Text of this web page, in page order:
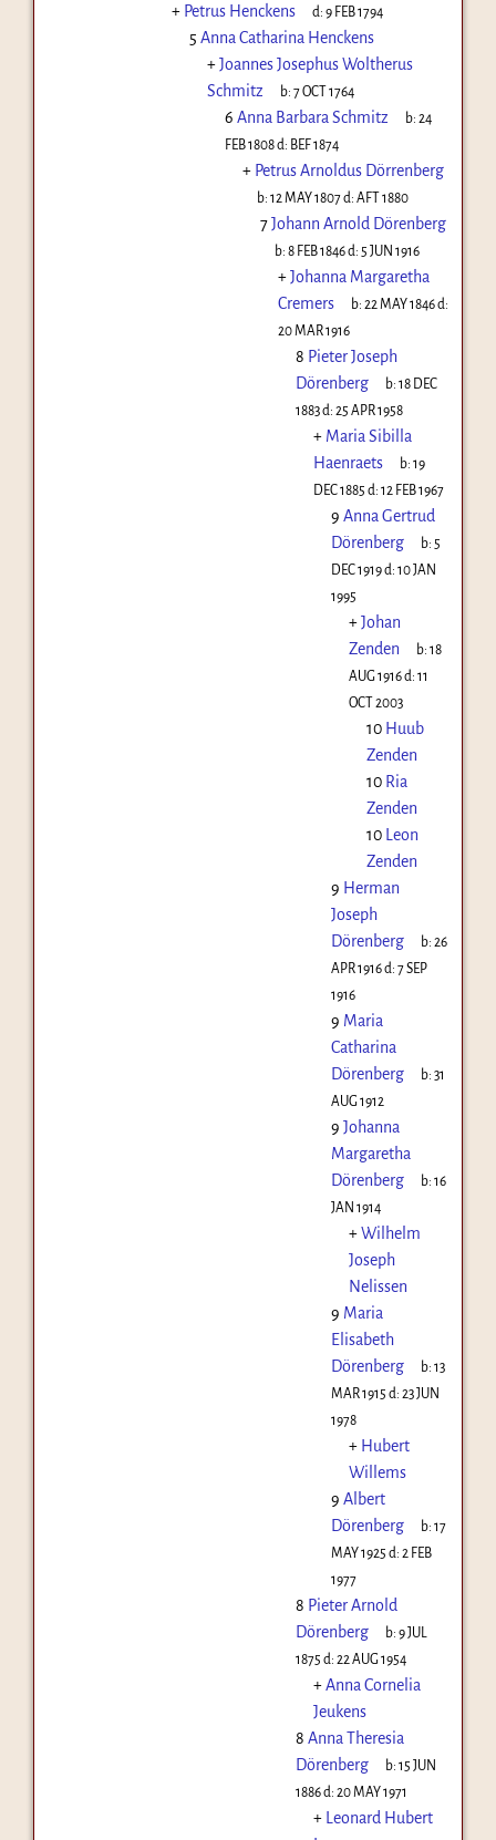
+ Petrus Henckens d:9 FEB 1794
5 Anna Catharina Henckens
+Joannes Josephus Woltherus
Schmitz
b:7 OCT 1764
6 Anna Barbara Schmitz b:24
FEB 1808d: BEF 1874
+ Petrus Arnoldus Dörrenberg
b:12 MAY 1807d:AFT 1880
7Johann Arnold Dörenberg
b:8 FEB 1846d: 5 JUN 1916
+Johanna Margaretha
Cremers
b:22 MAY 1846d:
20 MAR 1916
8 Pieter Joseph
Dörenberg
b:18 DEC
1883d: 25 APR 1958
+ Maria Sibilla
Haenraets
b:19
DEC 1885 d: 12 FEB 1967
9 Anna Gertrud
Dörenberg
b: 5
DEC 1919d: 10 JAN
1995
+Johan
Zenden
b:18
AUG 1916d: 11
OCT 2003
10 Huub
Zenden
10 Ria
Zenden
10 Leon
Zenden
9 Herman
Joseph
Dörenberg
b:26
APR 1916d: 7 SEP
1916
9 Maria
Catharina
Dörenberg
b:31
AUG 1912
9 Johanna
Margaretha
Dörenberg
b:16
JAN 1914
+Wilhelm
Joseph
Nelissen
9 Maria
Elisabeth
Dörenberg
b:13
MAR 1915 d: 23 JUN
1978
+ Hubert
Willems
9 Albert
Dörenberg
b:17
MAY 1925 d: 2 FEB
1977
8 Pieter Arnold
Dörenberg
b:9 JUL
1875 d: 22 AUG 1954
+Anna Cornelia
Jeukens
8 Anna Theresia
Dörenberg
b:15 JUN
1886d: 20 MAY 1971
+ Leonard Hubert